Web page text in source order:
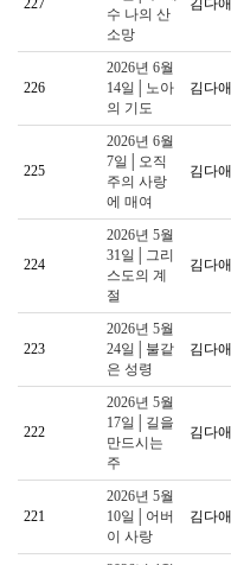
227
수 나의 산
소망
김다애
226
2026년 6월
14일│노아
의 기도
김다애
225
2026년 6월
7일│오직
주의 사랑
에 매여
김다애
224
2026년 5월
31일│그리
스도의 계
절
김다애
223
2026년 5월
24일│불같
은 성령
김다애
222
2026년 5월
17일│길을
만드시는
주
김다애
221
2026년 5월
10일│어버
이 사랑
김다애